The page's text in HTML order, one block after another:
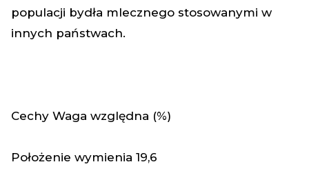
populacji bydła mlecznego stosowanymi w
innych państwach.
Cechy Waga względna (%)
Położenie wymienia 19,6